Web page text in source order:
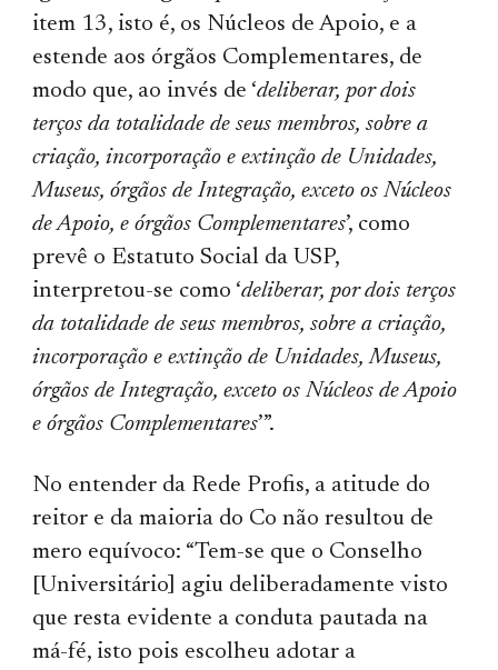
item 13, isto é, os Núcleos de Apoio, e a
estende aos órgãos Complementares, de
modo que, ao invés de ‘deliberar, por dois
terços da totalidade de seus membros, sobre a
criação, incorporação e extinção de Unidades,
Museus, órgãos de Integração, exceto os Núcleos
de Apoio, e órgãos Complementares’, como
prevê o Estatuto Social da USP,
interpretou-se como ‘deliberar, por dois terços
da totalidade de seus membros, sobre a criação,
incorporação e extinção de Unidades, Museus,
órgãos de Integração, exceto os Núcleos de Apoio
e órgãos Complementares’”.
No entender da Rede Profis, a atitude do
reitor e da maioria do Co não resultou de
mero equívoco: “Tem-se que o Conselho
[Universitário] agiu deliberadamente visto
que resta evidente a conduta pautada na
má-fé, isto pois escolheu adotar a